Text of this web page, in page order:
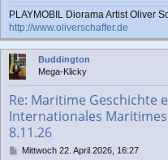
PLAYMOBIL Diorama Artist Oliver
http://www.oliverschaffer.de
Buddington
Mega-Klicky
Re: Maritime Geschichte
Internationales
8.11.26
BMittwoch 22. April 2026, 16:27